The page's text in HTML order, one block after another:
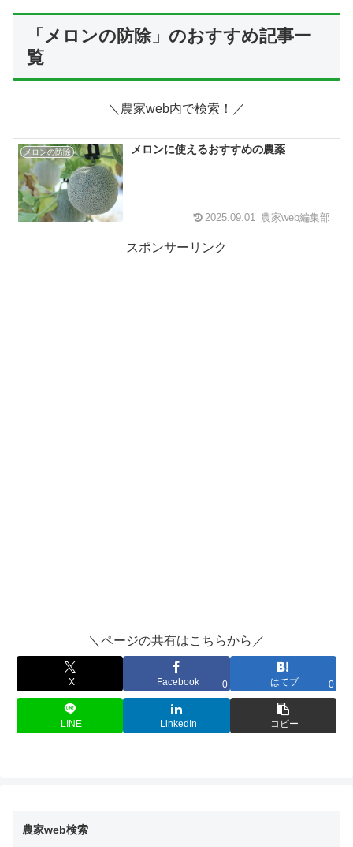
「メロンの防除」のおすすめ記事一
覧
＼農家web内で検索！／
メロンの防除 メロンに使えるおすすめの農薬
2025.09.01 農家web編集部
スポンサーリンク
＼ページの共有はこちらから／
X Facebook 0 はてブ 0
LINE LinkedIn コピー
農家web検索